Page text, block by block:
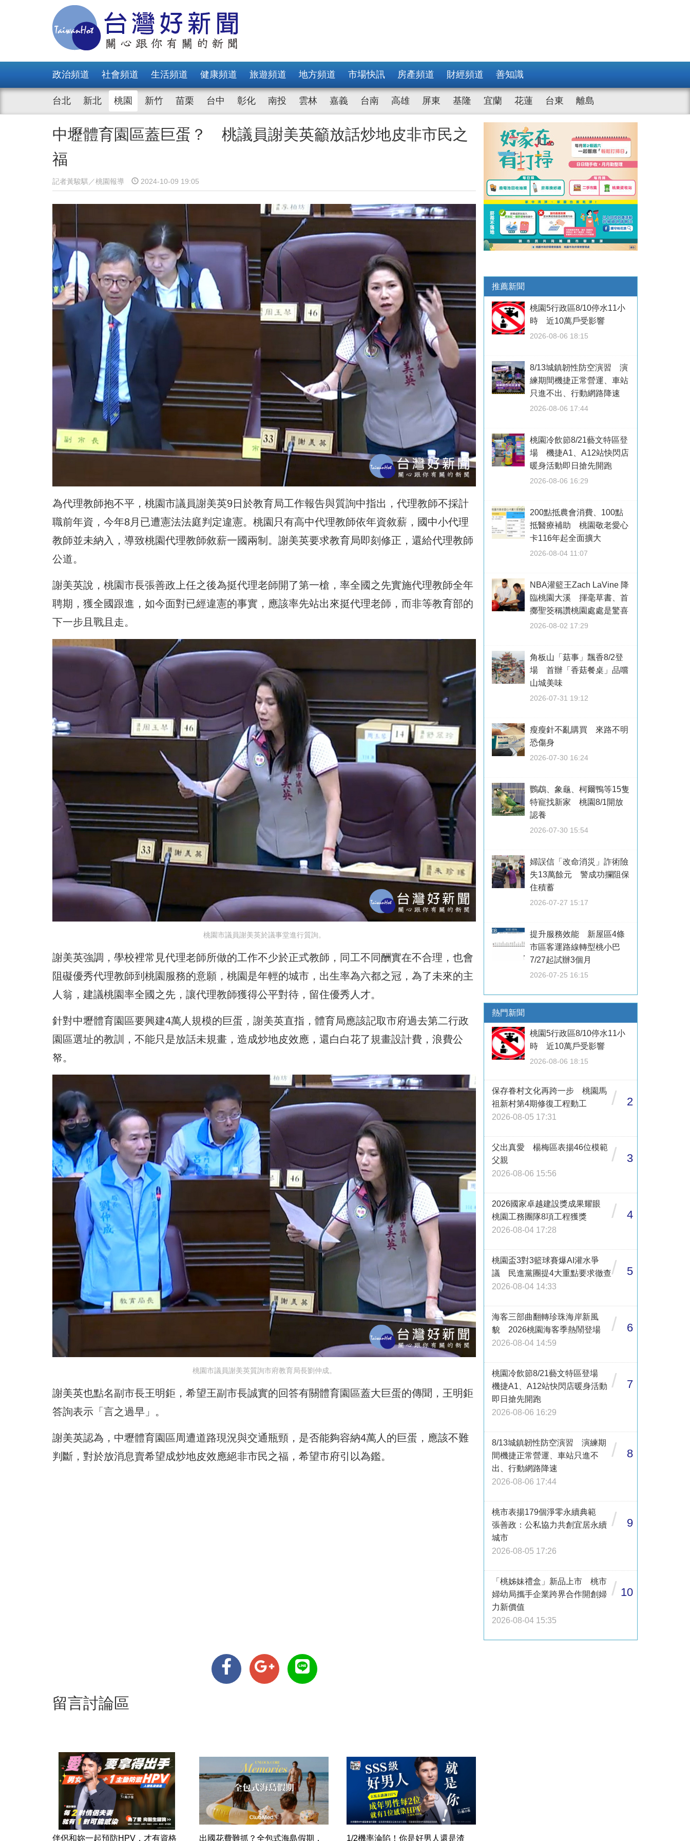
政治頻道 社會頻道 生活頻道 健康頻道 旅遊頻道 地方頻道 市場快訊 房產頻道 財經頻道 善知識
台北 新北 桃園 新竹 苗栗 台中 彰化 南投 雲林 嘉義 台南 高雄 屏東 基隆 宜蘭 花蓮 台東 離島
中壢體育園區蓋巨蛋？ 桃議員謝美英籲放話炒地皮非市民之
福
記者黃駿騏／桃園報導 2024-10-09 19:05
為代理教師抱不平，桃園市議員謝美英9日於教育局工作報告與質詢中指出，代理教師不採計
職前年資，今年8月已遭憲法法庭判定違憲。桃園只有高中代理教師依年資敘薪，國中小代理
教師並未納入，導致桃園代理教師敘薪一國兩制。謝美英要求教育局即刻修正，還給代理教師
公道。
謝美英說，桃園市長張善政上任之後為挺代理老師開了第一槍，率全國之先實施代理教師全年
聘期，獲全國跟進，如今面對已經違憲的事實，應該率先站出來挺代理老師，而非等教育部的
下一步且戰且走。
桃園市議員謝美英於議事堂進行質詢。
謝美英強調，學校裡常見代理老師所做的工作不少於正式教師，同工不同酬實在不合理，也會
阻礙優秀代理教師到桃園服務的意願，桃園是年輕的城市，出生率為六都之冠，為了未來的主
人翁，建議桃園率全國之先，讓代理教師獲得公平對待，留住優秀人才。
針對中壢體育園區要興建4萬人規模的巨蛋，謝美英直指，體育局應該記取市府過去第二行政
園區選址的教訓，不能只是放話未規畫，造成炒地皮效應，還白白花了規畫設計費，浪費公
帑。
桃園市議員謝美英質詢市府教育局長劉仲成。
謝美英也點名副市長王明鉅，希望王副市長誠實的回答有關體育園區蓋大巨蛋的傳聞，王明鉅
答詢表示「言之過早」。
謝美英認為，中壢體育園區周遭道路現況與交通瓶頸，是否能夠容納4萬人的巨蛋，應該不難
判斷，對於放消息賣希望成炒地皮效應絕非市民之福，希望市府引以為鑑。
留言討論區
伴侶和妳一起預防HPV，才有資格 出國花費難抓？全包式海島假期， 1/2機率淪陷！你是好男人還是渣
推薦新聞
桃園5行政區8/10停水11小
時 近10萬戶受影響
2026-08-06 18:15
8/13城鎮韌性防空演習 演
練期間機捷正常營運、車站
只進不出、行動網路降速
2026-08-06 17:44
桃園冷飲節8/21藝文特區登
場 機捷A1、A12站快閃店
暖身活動即日搶先開跑
2026-08-06 16:29
200點抵農會消費、100點
抵醫療補助 桃園敬老愛心
卡116年起全面擴大
2026-08-04 11:07
NBA灌籃王Zach LaVine 降
臨桃園大溪 揮毫草書、首
擲聖筊稱讚桃園處處是驚喜
2026-08-02 17:29
角板山「菇事」飄香8/2登
場 首辦「香菇餐桌」品嚐
山城美味
2026-07-31 19:12
瘦瘦針不亂購買 來路不明
恐傷身
2026-07-30 16:24
鸚鵡、象龜、柯爾鴨等15隻
特寵找新家 桃園8/1開放
認養
2026-07-30 15:54
婦誤信「改命消災」詐術險
失13萬餘元 警成功攔阻保
住積蓄
2026-07-27 15:17
提升服務效能 新屋區4條
市區客運路線轉型桃小巴
7/27起試辦3個月
2026-07-25 16:15
熱門新聞
桃園5行政區8/10停水11小
時 近10萬戶受影響
2026-08-06 18:15
保存眷村文化再跨一步 桃園馬
祖新村第4期修復工程動工
2026-08-05 17:31
/ 2
父出真愛 楊梅區表揚46位模範
父親
2026-08-06 15:56
/ 3
2026國家卓越建設獎成果耀眼
桃園工務團隊8項工程獲獎
2026-08-04 17:28
/ 4
桃園盃3對3籃球賽爆AI灌水爭
議 民進黨團提4大重點要求徹查
2026-08-04 14:33
/ 5
海客三部曲翻轉珍珠海岸新風
貌 2026桃園海客季熱鬧登場
2026-08-04 14:59
/ 6
桃園冷飲節8/21藝文特區登場
機捷A1、A12站快閃店暖身活動
即日搶先開跑
2026-08-06 16:29
/ 7
8/13城鎮韌性防空演習 演練期
間機捷正常營運、車站只進不
出、行動網路降速
2026-08-06 17:44
/ 8
桃市表揚179個淨零永續典範
張善政：公私協力共創宜居永續
城市
2026-08-05 17:26
/ 9
「桃姊妹禮盒」新品上市 桃市
婦幼局攜手企業跨界合作開創婦
力新價值
2026-08-04 15:35
/ 10